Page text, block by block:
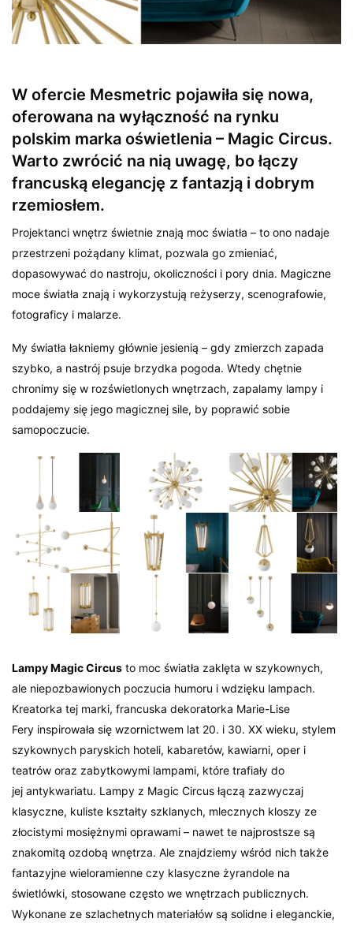
W ofercie Mesmetric pojawiła się nowa,
oferowana na wyłączność na rynku
polskim marka oświetlenia – Magic Circus.
Warto zwrócić na nią uwagę, bo łączy
francuską elegancję z fantazją i dobrym
rzemiosłem.
Projektanci wnętrz świetnie znają moc światła – to ono nadaje
przestrzeni pożądany klimat, pozwala go zmieniać,
dopasowywać do nastroju, okoliczności i pory dnia. Magiczne
moce światła znają i wykorzystują reżyserzy, scenografowie,
fotograficy i malarze.
My światła łakniemy głównie jesienią – gdy zmierzch zapada
szybko, a nastrój psuje brzydka pogoda. Wtedy chętnie
chronimy się w rozświetlonych wnętrzach, zapalamy lampy i
poddajemy się jego magicznej sile, by poprawić sobie
samopoczucie.
Lampy Magic Circus to moc światła zaklęta w szykownych,
ale niepozbawionych poczucia humoru i wdzięku lampach.
Kreatorka tej marki, francuska dekoratorka Marie-Lise
Fery inspirowała się wzornictwem lat 20. i 30. XX wieku, stylem
szykownych paryskich hoteli, kabaretów, kawiarni, oper i
teatrów oraz zabytkowymi lampami, które trafiały do
jej antykwariatu. Lampy z Magic Circus łączą zazwyczaj
klasyczne, kuliste kształty szklanych, mlecznych kloszy ze
złocistymi mosiężnymi oprawami – nawet te najprostsze są
znakomitą ozdobą wnętrza. Ale znajdziemy wśród nich także
fantazyjne wieloramienne czy klasyczne żyrandole na
świetlówki, stosowane często we wnętrzach publicznych.
Wykonane ze szlachetnych materiałów są solidne i eleganckie,